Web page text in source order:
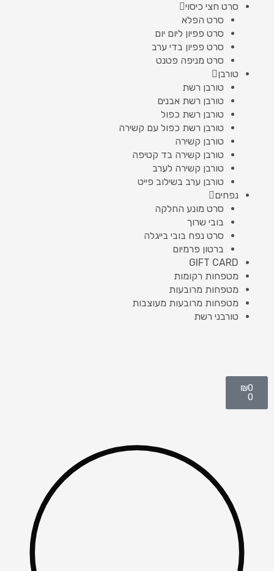
סרט חצי כיסוי
סרט הפלא
סרט פפיון ליום יום
סרט פפיון בדי ערב
סרט מניפה פטנט
טורבן
טורבן רשת
טורבן רשת אבנים
טורבן רשת כפול
טורבן רשת כפול עם קשירה
טורבן קשירה
טורבן קשירה בד קטיפה
טורבן קשירה לערב
טורבן ערב בשילוב פייט
נפחים
סרט מונע החלקה
בובי שרוך
סרט נפח בובי בייגלה
ברטון פרמיום
GIFT CARD
מטפחות רקומות
מטפחות מרובעות
מטפחות מרובעות מעוצבות
טורבני רשת
₪0
0
קניות